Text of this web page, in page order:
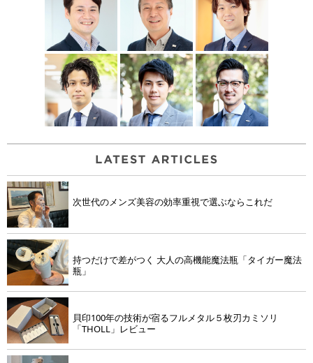
次世代のメンズ美容の効率重視で選ぶならこれだ
持つだけで差がつく 大人の高機能魔法瓶「タイガー魔法
瓶」
貝印100年の技術が宿るフルメタル５枚刃カミソリ
「THOLL」レビュー